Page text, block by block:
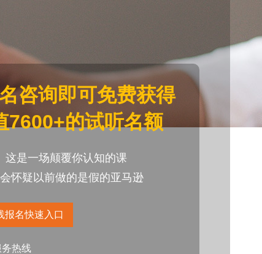
咨询即可免费获得
7600+的试听名额
这是一场颠覆你认知的课
怀疑以前做的是假的亚马逊
报名快速入口
务热线